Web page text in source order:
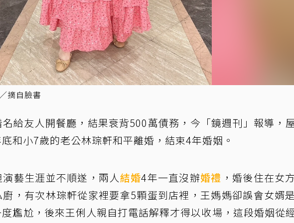
摘自臉書
給友人開餐廳，結果衰背500萬債務，今「鏡週刊」報導，
和小7歲的老公林琮軒和平離婚，結束4年婚姻。
藝生涯並不順遂，兩人結婚4年一直沒辦婚禮 ，婚後住在女
，有次林琮軒從家裡要拿5顆蛋到店裡，王媽媽卻誤會女婿
尷尬，後來王俐人親自打電話解釋才得以收場，這段婚姻從